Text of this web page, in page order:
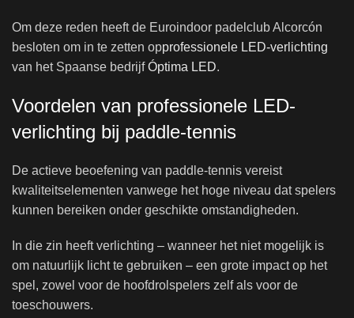
Om deze reden heeft de Euroindoor padelclub Alcorcón
besloten om in te zetten opprofessionele LED-verlichting
van het Spaanse bedrijfÓptima LED.
Voordelen van professionele LED-
verlichting bij paddle-tennis
De actieve beoefening van paddle-tennis vereist
kwaliteitselementen vanwege het hoge niveau dat spelers
kunnen bereiken onder geschikte omstandigheden.
In die zin heeft verlichting – wanneer het niet mogelijk is
om natuurlijk licht te gebruiken – een grote impact op het
spel, zowel voor de hoofdrolspelers zelf als voor de
toeschouwers.